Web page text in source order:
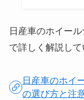
日産車のホイー
で詳しく解説して
日産車のホイ
の選び方と注